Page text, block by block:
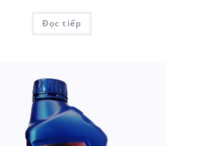
Đọc tiếp